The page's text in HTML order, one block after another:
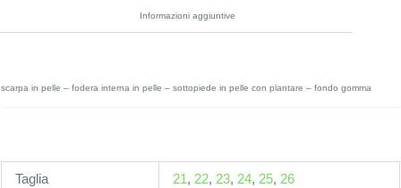
Informazioni aggiuntive
scarpa in pelle – fodera interna in pelle – sottopiede in pelle con plantare – fondo gomma
Taglia 21, 22, 23, 24, 25, 26